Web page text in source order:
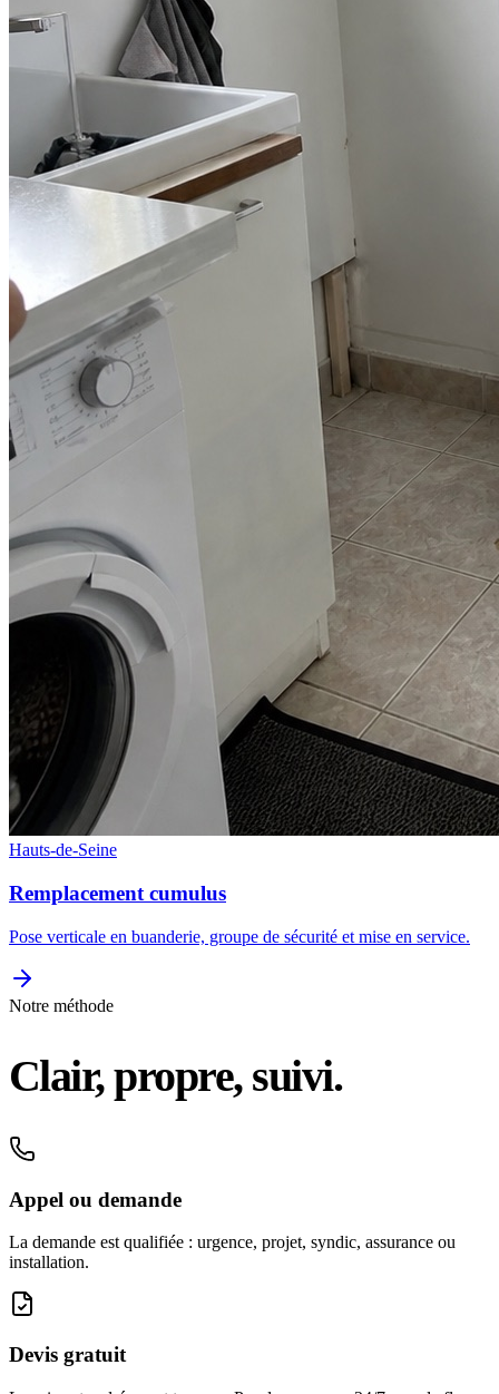
Hauts-de-Seine
Remplacement cumulus
Pose verticale en buanderie, groupe de sécurité et mise en service.
Notre méthode
Clair, propre, suivi.
Appel ou demande
La demande est qualifiée : urgence, projet, syndic, assurance ou
installation.
Devis gratuit